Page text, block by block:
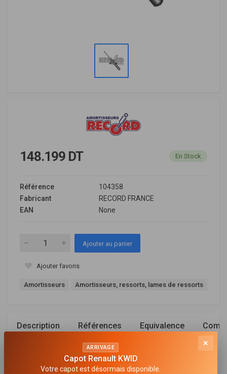
148.199 DT En Stock
Référence
104358
Fabricant
RECORD FRANCE
EAN
None
Ajouter au panier
Ajouter favoris
Amortisseurs Amortisseurs, ressorts, lames de ressorts
Description
Références
Equivalence
Général
×
ARRIVAGE
Capot Renault KWID
Votre capot est désormais disponible.